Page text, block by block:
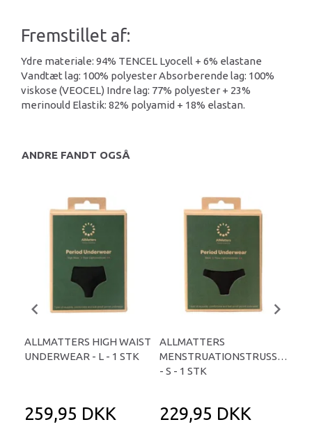
Fremstillet af:
Ydre materiale: 94% TENCEL Lyocell + 6% elastane
Vandtæt lag: 100% polyester Absorberende lag: 100%
viskose (VEOCEL) Indre lag: 77% polyester + 23%
merinould Elastik: 82% polyamid + 18% elastan.
ANDRE FANDT OGSÅ
ALLMATTERS HIGH WAIST
UNDERWEAR - L - 1 STK
259,95 DKK
ALLMATTERS
MENSTRUATIONSTRUSSER
- S - 1 STK
229,95 DKK